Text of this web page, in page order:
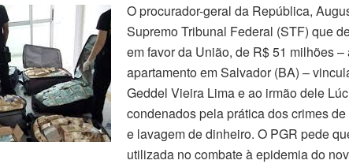
O procurador-geral da República,
Supremo Tribunal Federal (STF) que
em favor da União, de R$ 51 milhões
apartamento em Salvador (BA) –
Geddel Vieira Lima e ao irmão dele
condenados pela prática dos crimes
e lavagem de dinheiro. O PGR pede
utilizada no combate à epidemia do